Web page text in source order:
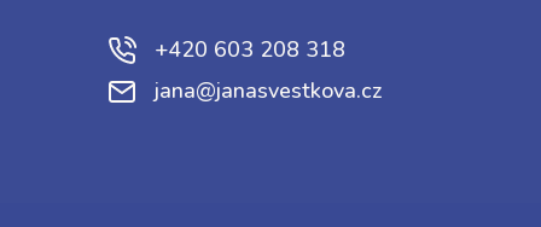
+420 603 208 318
jana@janasvestkova.cz